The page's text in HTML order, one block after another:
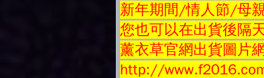
新年期間/情人節/母
您也可以在出貨後隔
薰衣草官網出貨圖片
http://